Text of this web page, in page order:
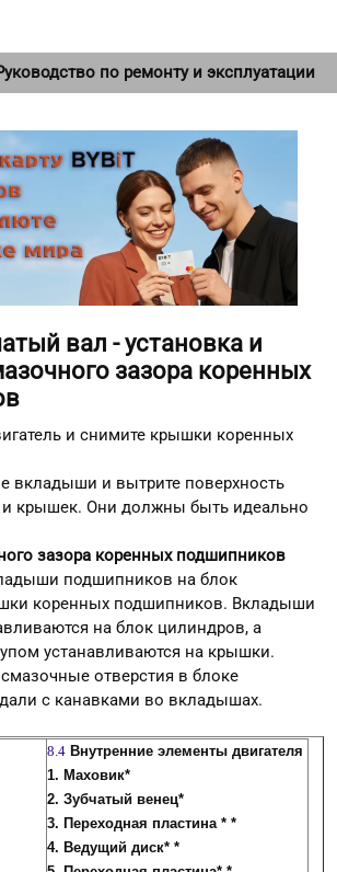
по ремонту и эксплуатации
вал - установка и
зазора коренных
и снимите крышки коренных
вкладыши и вытрите поверхность
крышек. Они должны быть идеально
зазора коренных подшипников
подшипников на блок
коренных подшипников. Вкладыши
на блок цилиндров, а
устанавливаются на крышки.
отверстия в блоке
с канавками во вкладышах.
8.4 Внутренние элементы двигателя
1. Маховик*
2. Зубчатый венец*
3. Переходная пластина * *
4. Ведущий диск* *